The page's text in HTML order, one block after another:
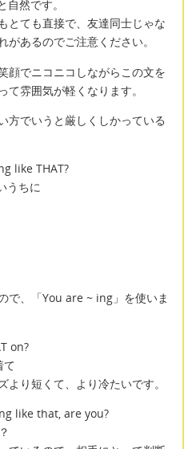
自然です。
とても直接で、友達同士じゃな
あるのでご注意ください。
顔でニコニコしながらこの文を
雰囲気が軽くなります。
方でいうと厳しくしかっている
like THAT?
うちに
で、「You are ~ ing」を使いま
on?
て
より短くて、より冷たいです。
like that, are you?